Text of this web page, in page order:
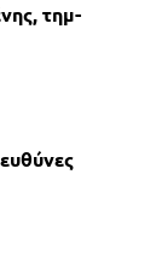
τημ-